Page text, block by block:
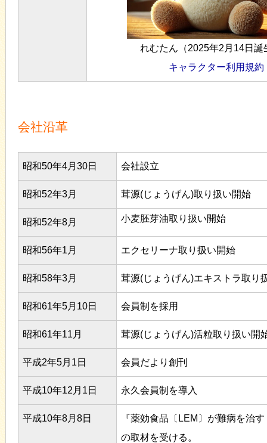
れむたん（2025‎年‎2‎月‎14‎日誕
キャラクター利用規約
会社沿革
昭和50年4月30日 会社設立
昭和52年3月 茸源(じょうげん)取り扱い開始
昭和52年8月 小麦胚芽油取り扱い開始
昭和56年1月 エクセリーナ取り扱い開始
昭和58年3月 茸源(じょうげん)エキストラ取り
昭和61年5月10日 会員制を採用
昭和61年11月 茸源(じょうげん)活粒取り扱い開
平成2年5月1日 会員だより創刊
平成10年12月1日 永久会員制を導入
平成10年8月8日
『薬効食品〔LEM〕が難病を治
の取材を受ける。